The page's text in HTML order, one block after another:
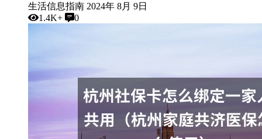
生活信息指南 2024年 8月 9日
1.4K+
0